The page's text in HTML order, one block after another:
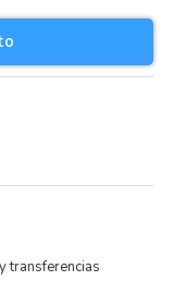
transferencias